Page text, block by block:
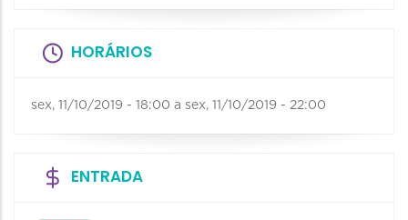
HORÁRIOS
sex, 11/10/2019 - 18:00 a sex, 11/10/2019 - 22:00
ENTRADA